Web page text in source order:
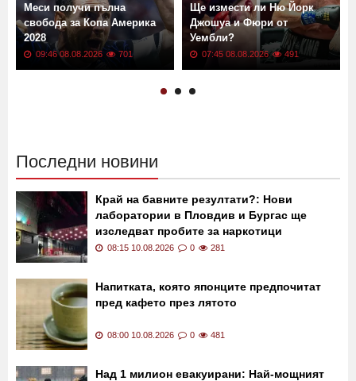
Меси получи пълна
свобода за Копа Америка
2028
09:46 08.08.2026 701
Ще измести ли Ню Йорк
Джошуа и Фюри от
Уембли?
07:45 08.08.2026 491
Последни новини
Край на бавните резултати?: Нови
лаборатории в Пловдив и Бургас ще
изследват пробите за наркотици
08:15 10.08.2026 0 281
Напитката, която японците предпочитат
пред кафето през лятото
08:00 10.08.2026 0 481
Над 1 милион евакуирани: Най-мощният